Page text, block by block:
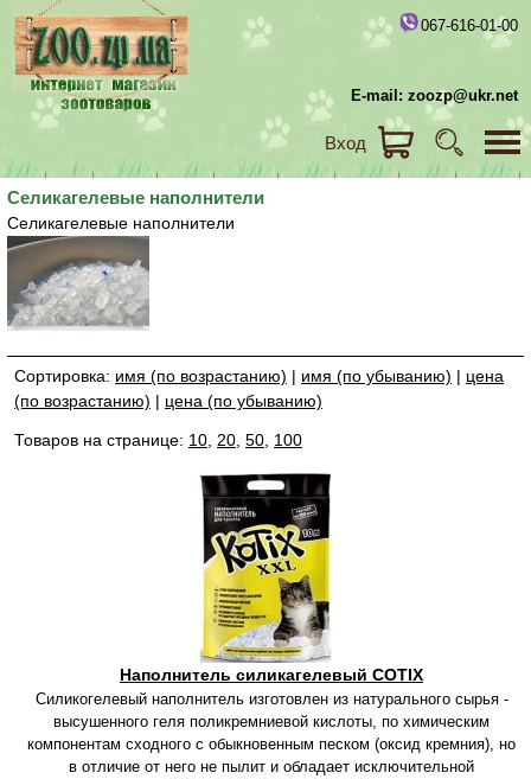
067-616-01-00
E-mail: zoozp@ukr.net
Вход
Селикагелевые наполнители
Селикагелевые наполнители
Сортировка: имя (по возрастанию) | имя (по убыванию) | цена
(по возрастанию) | цена (по убыванию)
Товаров на странице: 10 20 50 100
Наполнитель силикагелевый COTIX
Силикогелевый наполнитель изготовлен из натурального сырья -
высушенного геля поликремниевой кислоты, по химическим
компонентам сходного с обыкновенным песком (оксид кремния), но
в отличие от него не пылит и обладает исключительной